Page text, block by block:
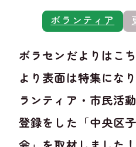
ボランティア
ボラセンだよりはこ
より表面は特集にな
ランティア・市民活
登録をした「中央区